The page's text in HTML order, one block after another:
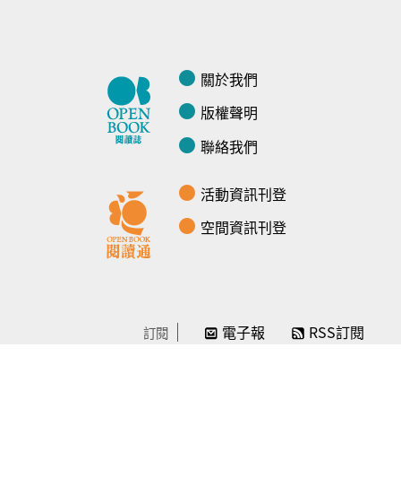
關於我們
版權聲明
聯絡我們
活動資訊刊登
空間資訊刊登
訂閱 電子報 RSS訂閱